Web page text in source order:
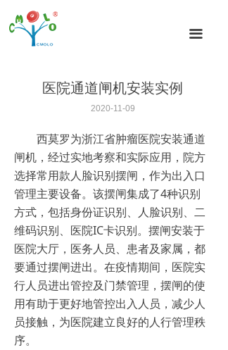
끀
首页
闸机分类
闸机方案
新闻动态
闸机技术
关于我们
联系我们
医院通道闸机安装实例
西莫罗为浙江省肿瘤医院安装通道
闸机，经过实地考察和实际应用，院方
选择常用款人脸识别摆闸，作为出入口
管理主要设备。该摆闸集成了4种识别
方式，包括身份证识别、人脸识别、二
维码识别、医院IC卡识别。摆闸安装于
医院大厅，医务人员、患者及家属，都
要通过摆闸进出。在疫情期间，医院实
行人员进出管控及门禁管理，摆闸的使
用有助于更好地管控出入人员，减少人
员接触，为医院建立良好的人行管理秩
序。
2020-11-09